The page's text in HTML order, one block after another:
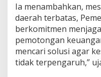
Ia menambahkan,
daerah terbatas,
berkomitmen
pemotongan
mencari solusi agar
tidak terpengaruh,”